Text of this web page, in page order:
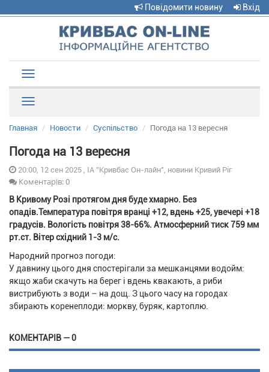
Повідомити новину Вхід
navigation
Главная Новости Суспільство Погода на 13 вересня
Погода на 13 вересня
20:00, 12 сен 2025 , ІА "Кривбас Он-лайн", новини Кривий Ріг
Коментарів: 0
В Кривому Розі протягом дня буде хмарно. Без
опадів.Температура повітря вранці +12, вдень +25, увечері +18
градусів. Вологість повітря 38-66%. Атмосферний тиск 759 мм
рт.ст. Вітер східний 1-3 м/с.
Народний прогноз погоди:
У давнину цього дня спостерігали за мешканцями водойм:
якщо жаби скачуть на берег і вдень квакають, а риби
вистрибують з води – на дощ. З цього часу на городах
збирають коренеплоди: моркву, буряк, картоплю.
КОМЕНТАРІВ — 0